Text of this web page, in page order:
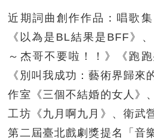
近期詞曲創作作品：唱歌集
《以為是BL結果是BFF》
～杰哥不要啦！！》《跑
《別叫我成功：藝術界歸來
作室《三個不結婚的女人》
工坊《九月啊九月》、衛武
第二屆臺北戲劇獎提名「音